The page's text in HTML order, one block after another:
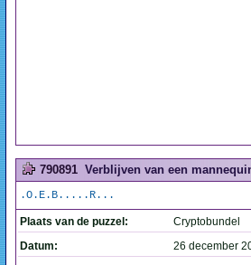
790891 Verblijven van een
.O.E.B.....R...
Plaats van de puzzel:
Cryptobundel
Datum:
26 december